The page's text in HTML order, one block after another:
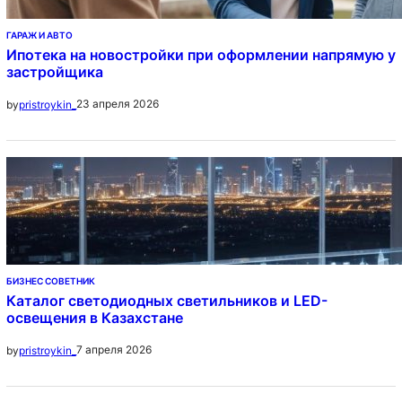
ГАРАЖ И АВТО
Ипотека на новостройки при оформлении напрямую у
застройщика
bypristroykin_ 23 апреля 2026
БИЗНЕС СОВЕТНИК
Каталог светодиодных светильников и LED-
освещения в Казахстане
bypristroykin_ 7 апреля 2026